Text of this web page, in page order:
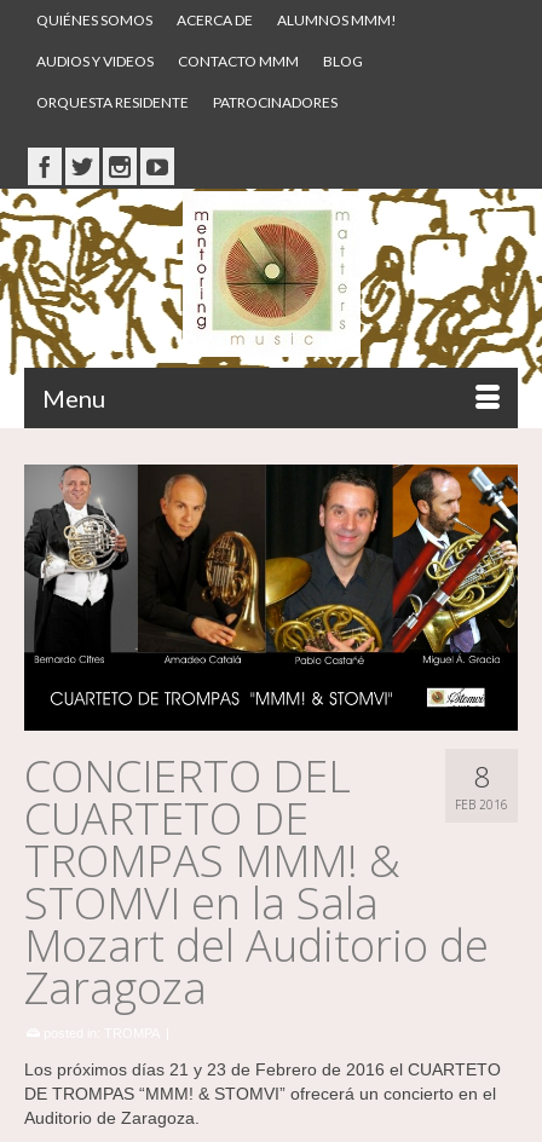
QUIÉNES SOMOS ACERCA DE ALUMNOS MMM!
AUDIOS Y VIDEOS CONTACTO MMM BLOG
ORQUESTA RESIDENTE PATROCINADORES
Menu
8
FEB 2016
CONCIERTO DEL
CUARTETO DE
TROMPAS MMM! &
STOMVI en la Sala
Mozart del Auditorio de
Zaragoza
Los próximos días 21 y 23 de Febrero de 2016 el CUARTETO
DE TROMPAS “MMM! & STOMVI” ofrecerá un concierto en el
Auditorio de Zaragoza.